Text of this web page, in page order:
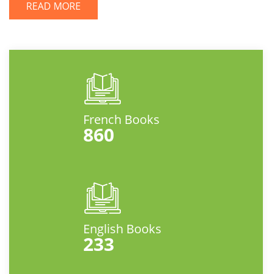
READ MORE
French Books
860
English Books
233